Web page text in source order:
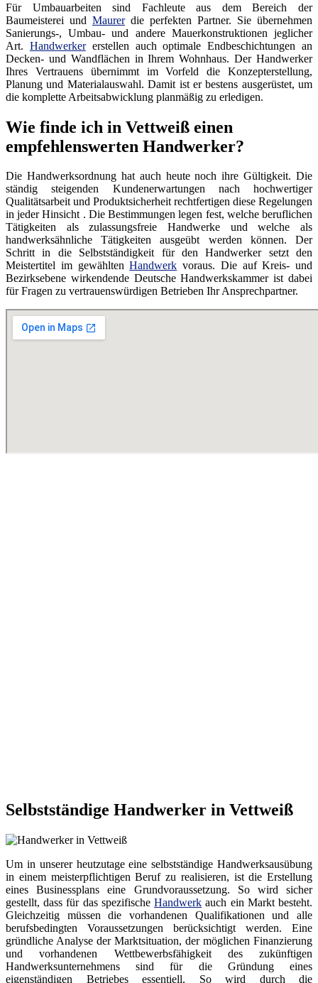
Für Umbauarbeiten sind Fachleute aus dem Bereich der
Baumeisterei und Maurerdie perfekten Partner. Sie übernehmen
Sanierungs-, Umbau- und andere Mauerkonstruktionen jeglicher
Art. Handwerkererstellen auch optimale Endbeschichtungen an
Decken- und Wandflächen in Ihrem Wohnhaus. Der Handwerker
Ihres Vertrauens übernimmt im Vorfeld die Konzepterstellung,
Planung und Materialauswahl. Damit ist er bestens ausgerüstet, um
die komplette Arbeitsabwicklung planmäßig zu erledigen.
Wie finde ich in Vettweiß einen
empfehlenswerten Handwerker?
Die Handwerksordnung hat auch heute noch ihre Gültigkeit. Die
ständig steigenden Kundenerwartungen nach hochwertiger
Qualitätsarbeit und Produktsicherheit rechtfertigen diese Regelungen
in jeder Hinsicht . Die Bestimmungen legen fest, welche beruflichen
Tätigkeiten als zulassungsfreie Handwerke und welche als
handwerksähnliche Tätigkeiten ausgeübt werden können. Der
Schritt in die Selbstständigkeit für den Handwerker setzt den
Meistertitel im gewähltenHandwerk voraus. Die auf Kreis- und
Bezirksebene wirkendende Deutsche Handwerkskammer ist dabei
für Fragen zu vertrauenswürdigen Betrieben Ihr Ansprechpartner.
Selbstständige Handwerker in Vettweiß
Um in unserer heutzutage eine selbstständige Handwerksausübung
in einem meisterpflichtigen Beruf zu realisieren, ist die Erstellung
eines Businessplans eine Grundvoraussetzung. So wird sicher
gestellt, dass für das spezifischeHandwerk auch ein Markt besteht.
Gleichzeitig müssen die vorhandenen Qualifikationen und alle
berufsbedingten Voraussetzungen berücksichtigt werden. Eine
gründliche Analyse der Marktsituation, der möglichen Finanzierung
und vorhandenen Wettbewerbsfähigkeit des zukünftigen
Handwerksunternehmens sind für die Gründung eines
eigenständigen Betriebes essentiell. So wird durch die